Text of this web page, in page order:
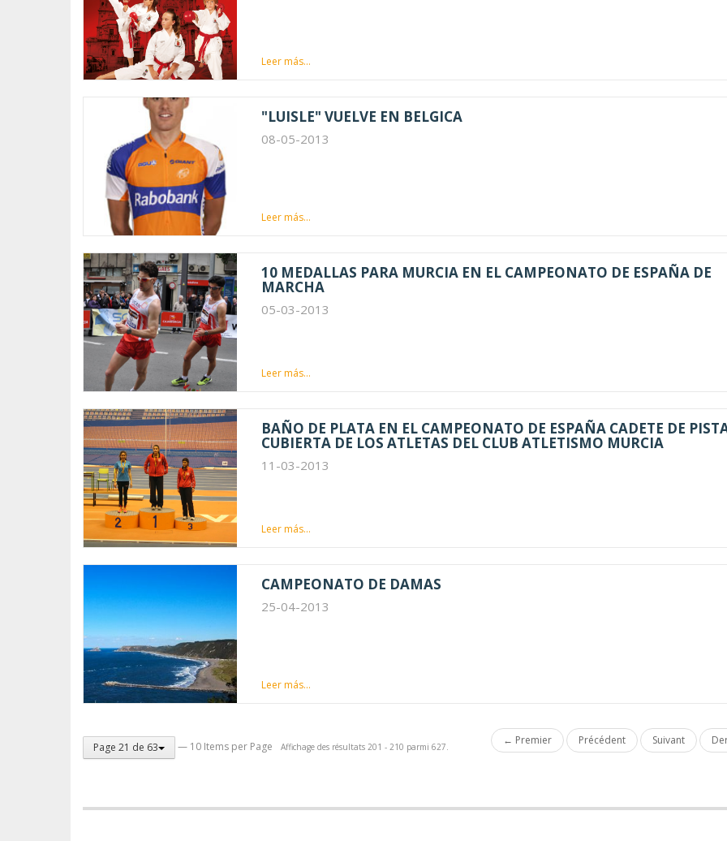
Leer más...
"LUISLE" VUELVE EN BELGICA
08-05-2013
Leer más...
10 MEDALLAS PARA MURCIA EN EL CAMPEONATO DE ESPAÑA DE
MARCHA
05-03-2013
Leer más...
BAÑO DE PLATA EN EL CAMPEONATO DE ESPAÑA CADETE DE
CUBIERTA DE LOS ATLETAS DEL CLUB ATLETISMO MURCIA
11-03-2013
Leer más...
CAMPEONATO DE DAMAS
25-04-2013
Leer más...
Page 21 de 63 — 10 Items per Page Affichage des résultats 201 - 210 parmi 627. ← Premier Précédent Suivant